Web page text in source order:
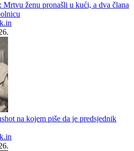
Mrtvu ženu pronašli u kući, a dva člana
na kojem piše da je predsjednik